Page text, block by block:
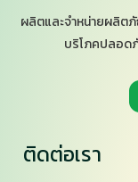
ผลิตและจำหน่ายผลิต
บริโภคปลอดภั
ติดต่อเรา